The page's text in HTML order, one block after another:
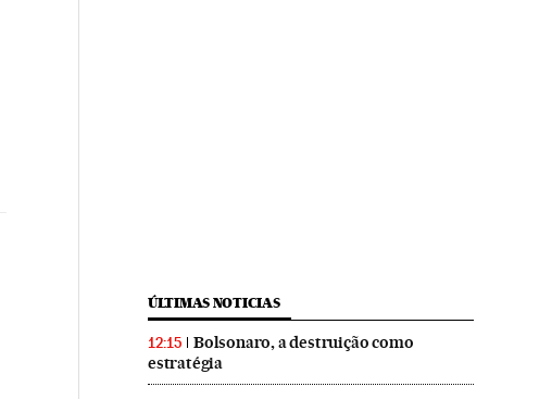
ÚLTIMAS NOTICIAS
12:15
Bolsonaro, a destruição como
estratégia